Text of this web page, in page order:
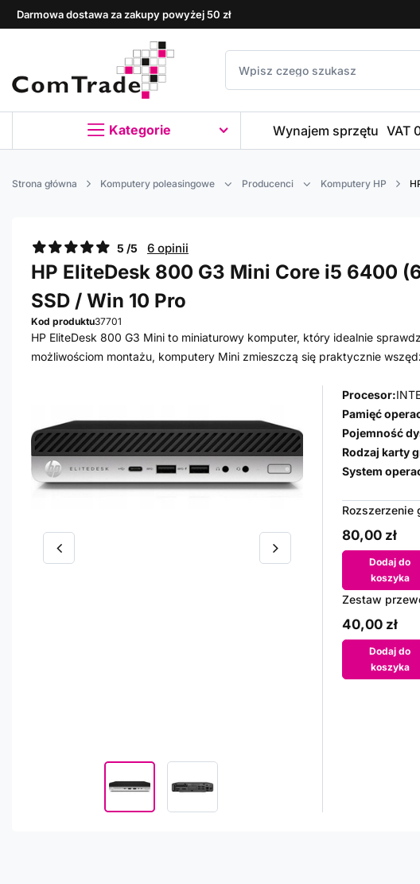
Darmowa dostawa za zakupy powyżej 50 zł
Kategorie Wynajem sprzętu VAT
Strona główna Komputery poleasingowe Producenci Komputery HP
5 /5 6 opinii
HP EliteDesk 800 G3 Mini Core i5 6400
SSD / Win 10 Pro
Kod produktu37701
HP EliteDesk 800 G3 Mini to miniaturowy komputer, który idealnie
możliwościom montażu, komputery Mini zmieszczą się praktycznie
Procesor:
Pamięć
Pojemność
Rodzaj karty
System
Rozszerzenie
80,00 zł
Dodaj do
koszyka
Zestaw
40,00 zł
Dodaj do
koszyka